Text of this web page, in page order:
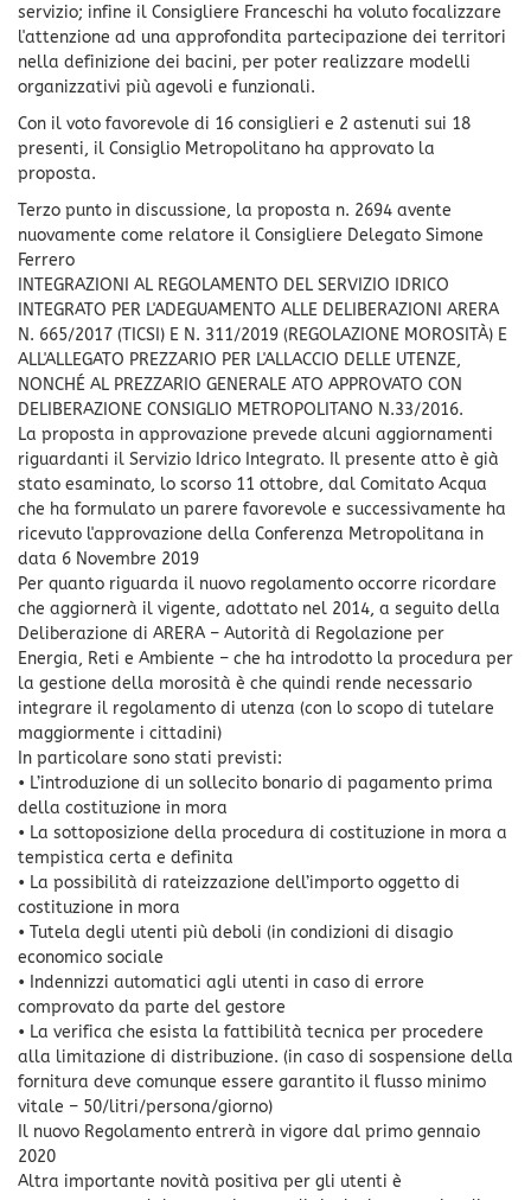
servizio; infine il Consigliere Franceschi ha voluto focalizzare
l'attenzione ad una approfondita partecipazione dei territori
nella definizione dei bacini, per poter realizzare modelli
organizzativi più agevoli e funzionali.
Con il voto favorevole di 16 consiglieri e 2 astenuti sui 18
presenti, il Consiglio Metropolitano ha approvato la
proposta.
Terzo punto in discussione, la proposta n. 2694 avente
nuovamente come relatore il Consigliere Delegato Simone
Ferrero
INTEGRAZIONI AL REGOLAMENTO DEL SERVIZIO IDRICO
INTEGRATO PER L'ADEGUAMENTO ALLE DELIBERAZIONI ARERA
N. 665/2017 (TICSI) E N. 311/2019 (REGOLAZIONE MOROSITÀ) E
ALL'ALLEGATO PREZZARIO PER L'ALLACCIO DELLE UTENZE,
NONCHÉ AL PREZZARIO GENERALE ATO APPROVATO CON
DELIBERAZIONE CONSIGLIO METROPOLITANO N.33/2016.
La proposta in approvazione prevede alcuni aggiornamenti
riguardanti il Servizio Idrico Integrato. Il presente atto è già
stato esaminato, lo scorso 11 ottobre, dal Comitato Acqua
che ha formulato un parere favorevole e successivamente ha
ricevuto l'approvazione della Conferenza Metropolitana in
data 6 Novembre 2019
Per quanto riguarda il nuovo regolamento occorre ricordare
che aggiornerà il vigente, adottato nel 2014, a seguito della
Deliberazione di ARERA – Autorità di Regolazione per
Energia, Reti e Ambiente – che ha introdotto la procedura per
la gestione della morosità è che quindi rende necessario
integrare il regolamento di utenza (con lo scopo di tutelare
maggiormente i cittadini)
In particolare sono stati previsti:
• L’introduzione di un sollecito bonario di pagamento prima
della costituzione in mora
• La sottoposizione della procedura di costituzione in mora a
tempistica certa e definita
• La possibilità di rateizzazione dell’importo oggetto di
costituzione in mora
• Tutela degli utenti più deboli (in condizioni di disagio
economico sociale
• Indennizzi automatici agli utenti in caso di errore
comprovato da parte del gestore
• La verifica che esista la fattibilità tecnica per procedere
alla limitazione di distribuzione. (in caso di sospensione della
fornitura deve comunque essere garantito il flusso minimo
vitale – 50/litri/persona/giorno)
Il nuovo Regolamento entrerà in vigore dal primo gennaio
2020
Altra importante novità positiva per gli utenti è